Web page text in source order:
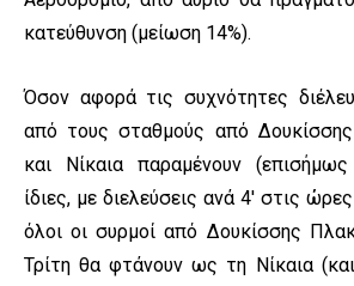
κατεύθυνση (μείωση 14%).
Όσον αφορά τις συχνότητες
από τους σταθμούς από
και Νίκαια παραμένουν
ίδιες, με διελεύσεις ανά 4′ στις
όλοι οι συρμοί από Δουκίσσης
Τρίτη θα φτάνουν ως τη Νίκαια